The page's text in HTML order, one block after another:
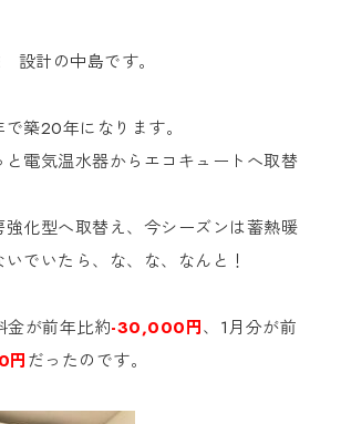
設計の中島です。
築20年になります。
と電気温水器からエコキュートへ取替
強化型へ取替え、今シーズンは蓄熱暖
でいたら、な、な、なんと！
金が前年比約-30,000円、1月分が前
円だったのです。